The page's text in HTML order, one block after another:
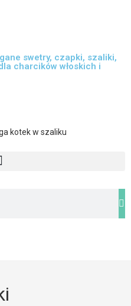
swetry, czapki, szaliki,
charcików włoskich i